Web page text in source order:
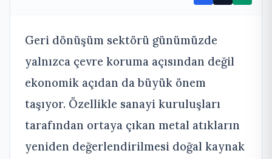
Geri dönüşüm sektörü günümüzde
yalnızca çevre koruma açısından değil
ekonomik açıdan da büyük önem
taşıyor. Özellikle sanayi kuruluşları
tarafından ortaya çıkan metal atıkların
yeniden değerlendirilmesi doğal kaynak